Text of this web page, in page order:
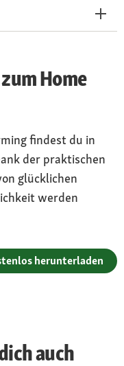
Home
findest du in
der praktischen
glücklichen
werden
herunterladen
auch